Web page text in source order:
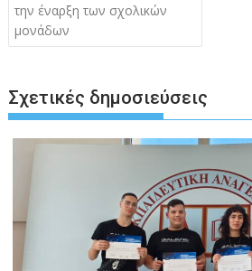
την έναρξη των σχολικών
μονάδων
Σχετικές δημοσιεύσεις